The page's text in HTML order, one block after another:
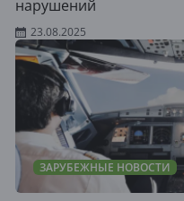
нарушений
23.08.2025
ЗАРУБЕЖНЫЕ НОВОСТИ